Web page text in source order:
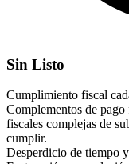
Sin Listo
Cumplimiento fiscal
Complementos de pago
fiscales complejas de
cumplir.
Desperdicio de tiempo